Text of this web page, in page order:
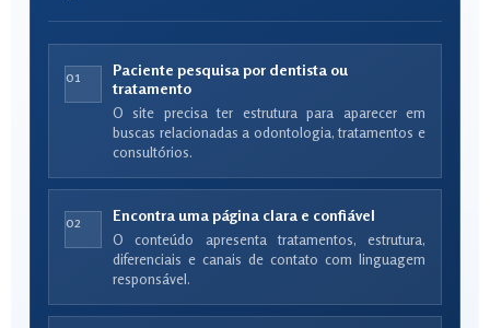
01
Paciente pesquisa por dentista ou
tratamento
O site precisa ter estrutura para aparecer em
buscas relacionadas a odontologia, tratamentos e
consultórios.
02 Encontra uma página clara e confiável
O conteúdo apresenta tratamentos, estrutura,
diferenciais e canais de contato com linguagem
responsável.